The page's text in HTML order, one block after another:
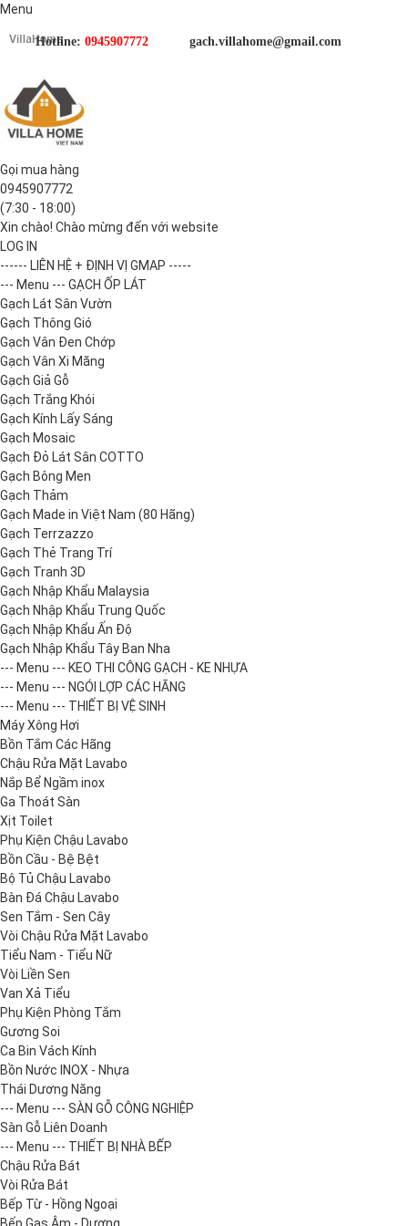
Menu
Hotline: 0945907772 gach.villahome@gmail.com
Gọi mua hàng
0945907772
(7:30 - 18:00)
Xin chào! Chào mừng đến với website
LOG IN
------ LIÊN HỆ + ĐỊNH VỊ GMAP -----
--- Menu --- GẠCH ỐP LÁT
Gạch Lát Sân Vườn
Gạch Thông Gió
Gạch Vân Đen Chớp
Gạch Vân Xi Măng
Gạch Giả Gỗ
Gạch Trắng Khói
Gạch Kính Lấy Sáng
Gạch Mosaic
Gạch Đỏ Lát Sân COTTO
Gạch Bông Men
Gạch Thảm
Gạch Made in Việt Nam (80 Hãng)
Gạch Terrzazzo
Gạch Thẻ Trang Trí
Gạch Tranh 3D
Gạch Nhập Khẩu Malaysia
Gạch Nhập Khẩu Trung Quốc
Gạch Nhập Khẩu Ấn Độ
Gạch Nhập Khẩu Tây Ban Nha
--- Menu --- KEO THI CÔNG GẠCH - KE NHỰA
--- Menu --- NGÓI LỢP CÁC HÃNG
--- Menu --- THIẾT BỊ VỆ SINH
Máy Xông Hơi
Bồn Tắm Các Hãng
Chậu Rửa Mặt Lavabo
Nắp Bể Ngầm inox
Ga Thoát Sàn
Xịt Toilet
Phụ Kiện Chậu Lavabo
Bồn Cầu - Bệ Bệt
Bộ Tủ Chậu Lavabo
Bàn Đá Chậu Lavabo
Sen Tắm - Sen Cây
Vòi Chậu Rửa Mặt Lavabo
Tiểu Nam - Tiểu Nữ
Vòi Liền Sen
Van Xả Tiểu
Phụ Kiện Phòng Tắm
Gương Soi
Ca Bin Vách Kính
Bồn Nước INOX - Nhựa
Thái Dương Năng
--- Menu --- SÀN GỖ CÔNG NGHIỆP
Sàn Gỗ Liên Doanh
--- Menu --- THIẾT BỊ NHÀ BẾP
Chậu Rửa Bát
Vòi Rửa Bát
Bếp Từ - Hồng Ngoại